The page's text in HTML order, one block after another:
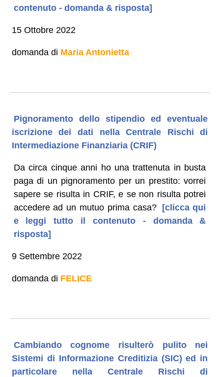
contenuto - domanda & risposta]
15 Ottobre 2022
domanda di Maria Antonietta
Pignoramento dello stipendio ed eventuale
iscrizione dei dati nella Centrale Rischi di
Intermediazione Finanziaria (CRIF)
Da circa cinque anni ho una trattenuta in busta
paga di un pignoramento per un prestito: vorrei
sapere se risulta in CRIF, e se non risulta potrei
accedere ad un mutuo prima casa?
[clicca qui
e leggi tutto il contenuto - domanda &
risposta]
9 Settembre 2022
domanda di FELICE
Cambiando cognome risulterò pulito nei
Sistemi di Informazione Creditizia (SIC) ed in
particolare nella Centrale Rischi di